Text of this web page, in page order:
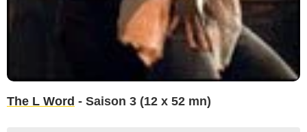
The L Word - Saison 3 (12 x 52 mn)